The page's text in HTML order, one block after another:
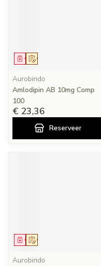
Op voorschrift
Geneesmiddel
Aurobindo
Amlodipin AB 10mg Comp
100
€ 23,36
Reserveer
Op voorschrift
Geneesmiddel
Aurobindo